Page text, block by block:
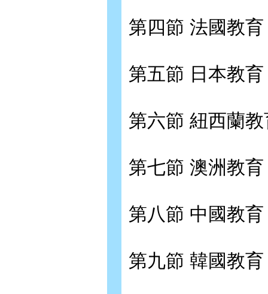
第四節 法國教育
第五節 日本教育
第六節 紐西蘭教
第七節 澳洲教育
第八節 中國教育
第九節 韓國教育